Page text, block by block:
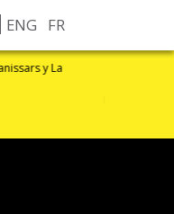
ENG FR
y La